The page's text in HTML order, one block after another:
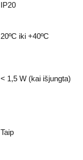
IP20
20ºC iki +40ºC
< 1,5 W (kai išjungta)
Taip